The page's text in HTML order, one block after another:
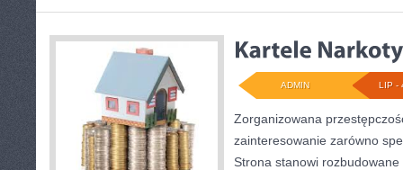
LIP -
ADMIN
Zorganizowana
zainteresowanie zarówno
Strona stanowi